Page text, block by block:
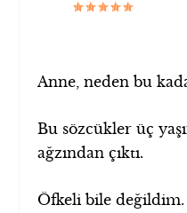
Anne, neden bu
Bu sözcükler üç
ağzından çıktı.
Öfkeli bile değildim.